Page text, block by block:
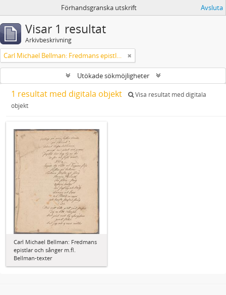
Förhandsgranska utskrift Avsluta
Visar 1 resultat
Arkivbeskrivning
Carl Michael Bellman: Fredmans epistlar och sånger m.fl. Bellman-texter
Utökade sökmöjligheter
1 resultat med digitala objekt
Visa resultat med digitala
objekt
Carl Michael Bellman: Fredmans
epistlar och sånger m.fl.
Bellman-texter